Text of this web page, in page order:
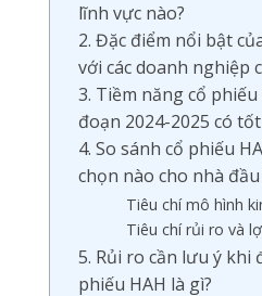
lĩnh vực nào?
2. Đặc điểm nổi bật
với các doanh nghiệp
3. Tiềm năng cổ
đoạn 2024-2025 có
4. So sánh cổ phiếu
chọn nào cho nhà
Tiêu chí mô hình
Tiêu chí rủi ro và
5. Rủi ro cần lưu ý khi
phiếu HAH là gì?